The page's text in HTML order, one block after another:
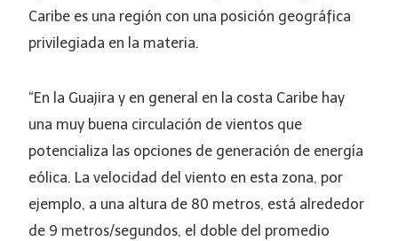
Caribe es una región con una posición geográfica
privilegiada en la materia.
“En la Guajira y en general en la costa Caribe hay
una muy buena circulación de vientos que
potencializa las opciones de generación de energía
eólica. La velocidad del viento en esta zona, por
ejemplo, a una altura de 80 metros, está alrededor
de 9 metros/segundos, el doble del promedio